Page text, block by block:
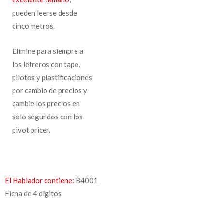
pueden leerse desde
cinco metros.
Elimine para siempre a
los letreros con tape,
pilotos y plastificaciones
por cambio de precios y
cambie los precios en
solo segundos con los
pivot pricer.
El Hablador contiene: B4001
Ficha de 4 dígitos